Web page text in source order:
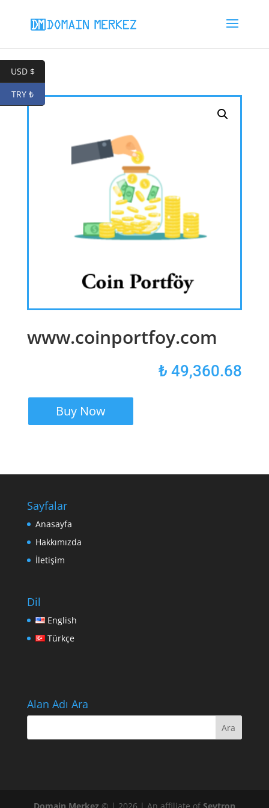
www.coinportfoy.com
₺ 49,360.68
Buy Now
Sayfalar
Anasayfa
Hakkımızda
İletişim
Dil
English
Türkçe
Alan Adı Ara
USD $
TRY ₺